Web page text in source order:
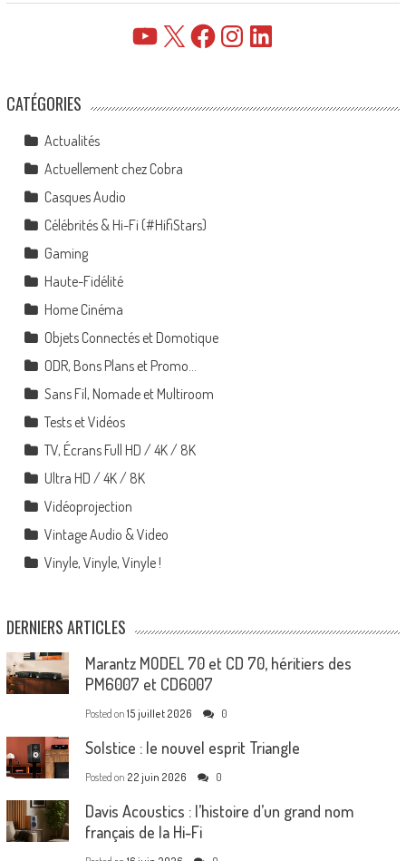
YouTube FacebookInstagramLinkedIn
CATÉGORIES
Actualités
Actuellement chez Cobra
Casques Audio
Célébrités & Hi-Fi (#HifiStars)
Gaming
Haute-Fidélité
Home Cinéma
Objets Connectés et Domotique
ODR, Bons Plans et Promo…
Sans Fil, Nomade et Multiroom
Tests et Vidéos
TV, Écrans Full HD / 4K / 8K
Ultra HD / 4K / 8K
Vidéoprojection
Vintage Audio & Video
Vinyle, Vinyle, Vinyle !
DERNIERS ARTICLES
Marantz MODEL 70 et CD 70, héritiers des
PM6007 et CD6007
Posted on 15 juillet 2026 0
Solstice : le nouvel esprit Triangle
Posted on 22 juin 2026 0
Davis Acoustics : l’histoire d’un grand nom
français de la Hi-Fi